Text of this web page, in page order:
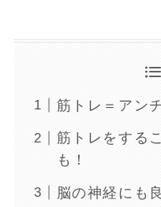
筋トレ＝アン
筋トレをする
も！
脳の神経にも